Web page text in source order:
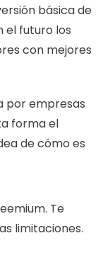
básica de
el futuro los
con mejores
por empresas
forma el
de cómo es
Te
limitaciones.